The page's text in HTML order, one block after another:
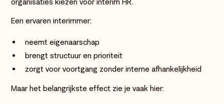
Een ervaren interimmer:
neemt eigenaarschap
brengt structuur en prioriteit
zorgt voor voortgang zonder interne afhankelijkheid
Maar het belangrijkste effect zie je vaak hier: